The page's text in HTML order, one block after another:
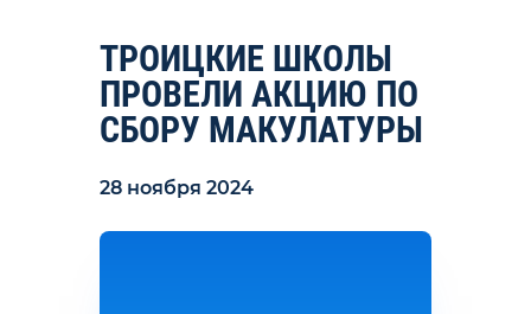
ТРОИЦКИЕ ШКОЛЫ
ПРОВЕЛИ АКЦИЮ ПО
СБОРУ МАКУЛАТУРЫ
28 ноября 2024